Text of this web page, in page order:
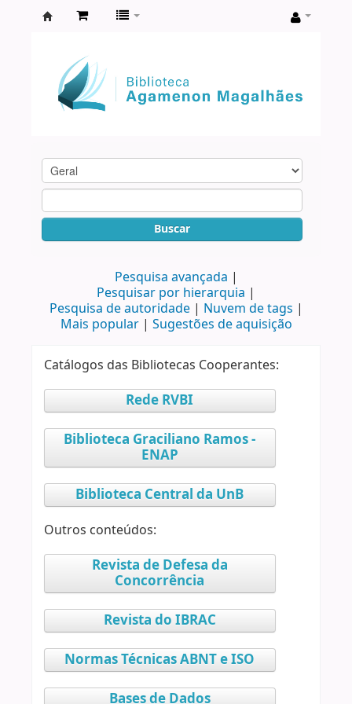
Agamenon
Magalhães
Buscar
Pesquisa avançada
Pesquisar por hierarquia
Pesquisa de autoridade
Nuvem de tags
Mais popular
Sugestões de aquisição
Catálogos das Bibliotecas Cooperantes:
Rede RVBI
Biblioteca Graciliano Ramos -
ENAP
Biblioteca Central da UnB
Outros conteúdos:
Revista de Defesa da
Concorrência
Revista do IBRAC
Normas Técnicas ABNT e ISO
Bases de Dados